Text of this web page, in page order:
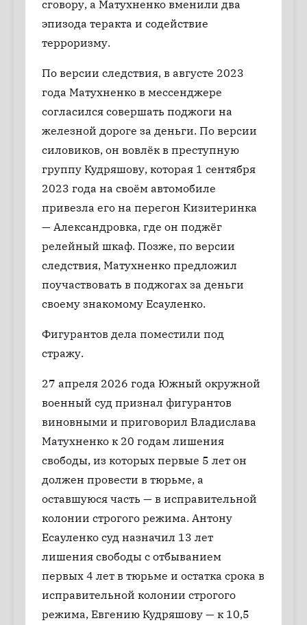
сговору, а Матухненко вменили два
эпизода теракта и содействие
терроризму.
По версии следствия, в августе 2023
года Матухненко в мессенджере
согласился совершать поджоги на
железной дороге за деньги. По версии
силовиков, он вовлёк в преступную
группу Кудряшову, которая 1 сентября
2023 года на своём автомобиле
привезла его на перегон Кизитеринка
— Александровка, где он поджёг
релейный шкаф. Позже, по версии
следствия, Матухненко предложил
поучаствовать в поджогах за деньги
своему знакомому Есауленко.
Фигурантов дела поместили под
стражу.
27 апреля 2026 года Южный окружной
военный суд признал фигурантов
виновными и приговорил Владислава
Матухненко к 20 годам лишения
свободы, из которых первые 5 лет он
должен провести в тюрьме, а
оставшуюся часть — в исправительной
колонии строгого режима. Антону
Есауленко суд назначил 13 лет
лишения свободы с отбыванием
первых 4 лет в тюрьме и остатка срока в
исправительной колонии строгого
режима, Евгению Кудряшову — к 10,5